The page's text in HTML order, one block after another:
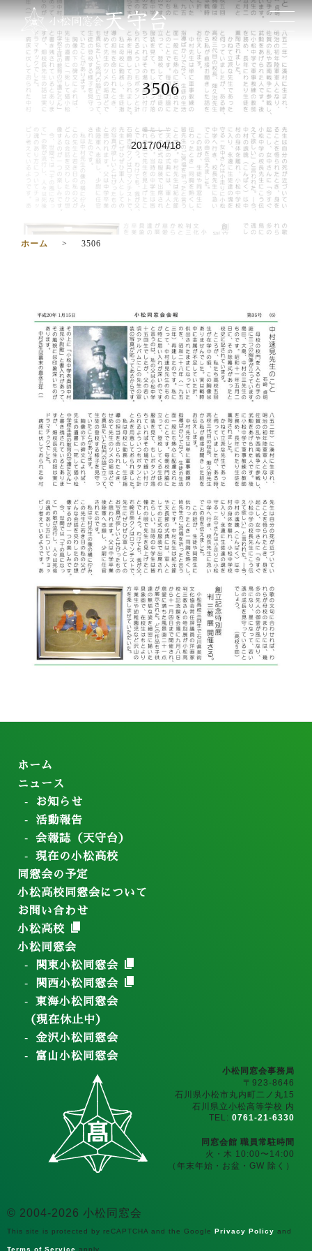
3506
2017/04/18
ホーム 3506
ホーム
ニュース
お知らせ
活動報告
会報誌（天守台）
現在の小松高校
同窓会の予定
小松高校同窓会について
お問い合わせ
小松高校
小松同窓会
関東小松同窓会
関西小松同窓会
東海小松同窓会
（現在休止中）
金沢小松同窓会
富山小松同窓会
小松同窓会事務局
〒923-8646
石川県小松市丸内町二ノ丸15
石川県立小松高等学校 内
TEL: 0761-21-6330
同窓会館 職員常駐時間
火・木 10:00〜14:00
（年末年始・お盆・GW 除く）
© 2004-2026 小松同窓会
This site is protected by reCAPTCHA and the Google Privacy Policy and
Terms of Service apply.